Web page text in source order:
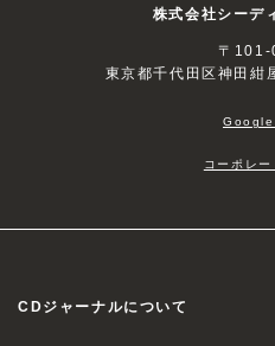
株式会社シーデ
〒101-
東京都千代田区神田
Google
コーポレー
CDジャーナルについて